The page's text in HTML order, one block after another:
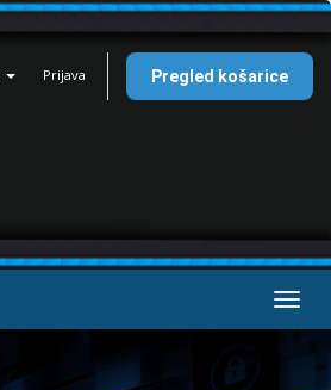
Prijava Pregled košarice